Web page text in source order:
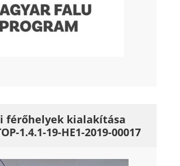
férőhelyek kialakítása
1.4.1-19-HE1-2019-00017